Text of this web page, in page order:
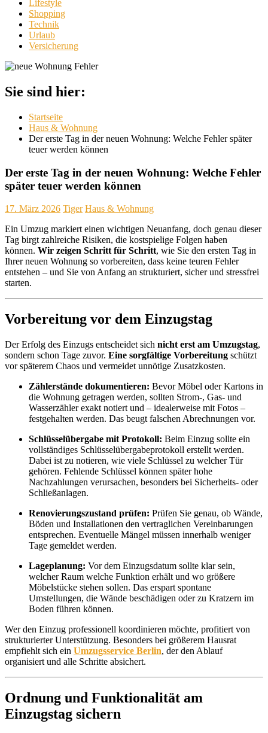
Lifestyle
Shopping
Technik
Urlaub
Versicherung
Sie sind hier:
Startseite
Haus & Wohnung
Der erste Tag in der neuen Wohnung: Welche Fehler später
teuer werden können
Der erste Tag in der neuen Wohnung: Welche Fehler
später teuer werden können
17. März 2026 Tiger Haus & Wohnung
Ein Umzug markiert einen wichtigen Neuanfang, doch genau dieser
Tag birgt zahlreiche Risiken, die kostspielige Folgen haben
können. Wir zeigen Schritt für Schritt, wie Sie den ersten Tag in
Ihrer neuen Wohnung so vorbereiten, dass keine teuren Fehler
entstehen – und Sie von Anfang an strukturiert, sicher und stressfrei
starten.
Vorbereitung vor dem Einzugstag
Der Erfolg des Einzugs entscheidet sich nicht erst am Umzugstag,
sondern schon Tage zuvor. Eine sorgfältige Vorbereitung schützt
vor späterem Chaos und vermeidet unnötige Zusatzkosten.
Zählerstände dokumentieren: Bevor Möbel oder Kartons in
die Wohnung getragen werden, sollten Strom-, Gas- und
Wasserzähler exakt notiert und – idealerweise mit Fotos –
festgehalten werden. Das beugt falschen Abrechnungen vor.
Schlüsselübergabe mit Protokoll: Beim Einzug sollte ein
vollständiges Schlüsselübergabeprotokoll erstellt werden.
Dabei ist zu notieren, wie viele Schlüssel zu welcher Tür
gehören. Fehlende Schlüssel können später hohe
Nachzahlungen verursachen, besonders bei Sicherheits- oder
Schließanlagen.
Renovierungszustand prüfen: Prüfen Sie genau, ob Wände,
Böden und Installationen den vertraglichen Vereinbarungen
entsprechen. Eventuelle Mängel müssen innerhalb weniger
Tage gemeldet werden.
Lageplanung: Vor dem Einzugsdatum sollte klar sein,
welcher Raum welche Funktion erhält und wo größere
Möbelstücke stehen sollen. Das erspart spontane
Umstellungen, die Wände beschädigen oder zu Kratzern im
Boden führen können.
Wer den Einzug professionell koordinieren möchte, profitiert von
strukturierter Unterstützung. Besonders bei größerem Hausrat
empfiehlt sich ein Umzugsservice Berlin, der den Ablauf
organisiert und alle Schritte absichert.
Ordnung und Funktionalität am
Einzugstag sichern